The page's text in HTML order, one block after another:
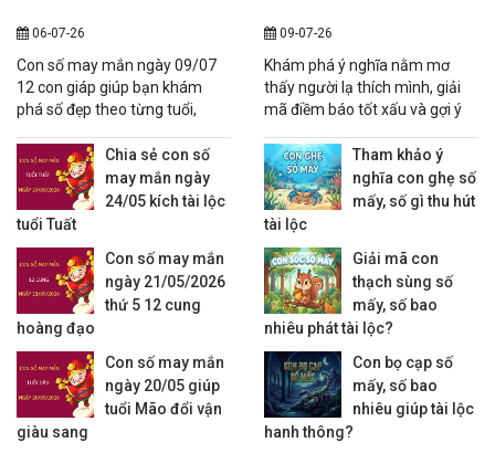
06-07-26
Con số may mắn ngày 09/07
12 con giáp giúp bạn khám
phá số đẹp theo từng tuổi,
công việc và may mắn trong
ngày.
Chia sẻ con số
may mắn ngày
24/05 kích tài lộc
tuổi Tuất
Con số may mắn
ngày 21/05/2026
thứ 5 12 cung
hoàng đạo
Con số may mắn
ngày 20/05 giúp
tuổi Mão đổi vận
giàu sang
09-07-26
Khám phá ý nghĩa nằm mơ
thấy người lạ thích mình, giải
mã điềm báo tốt xấu và gợi ý
đánh con gì chuẩn tham khảo.
Tham khảo ý
nghĩa con ghẹ số
mấy, số gì thu hút
tài lộc
Giải mã con
thạch sùng số
mấy, số bao
nhiêu phát tài lộc?
Con bọ cạp số
mấy, số bao
nhiêu giúp tài lộc
hanh thông?